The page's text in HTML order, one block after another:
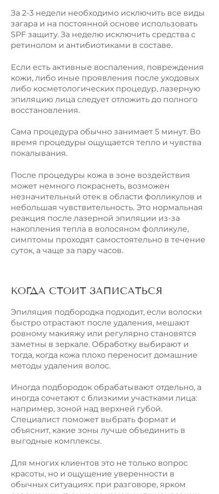
За 2-3 недели необходимо исключить все виды
загара и на постоянной основе использовать
SPF защиту. За неделю исключить средства с
ретинолом и антибиотиками в составе.
Если есть активные воспаления, повреждения
кожи, либо иные проявления после уходовых
либо косметологических процедур, лазерную
эпиляцию лица следует отложить до полного
восстановления.
Сама процедура обычно занимает 5 минут. Во
время процедуры ощущается тепло и чувства
покалывания.
После процедуры кожа в зоне воздействия
может немного покраснеть, возможен
незначительный отек в области фолликулов и
небольшая чувствительность. Это нормальная
реакция после лазерной эпиляции из-за
накопления тепла в волосяном фолликуле,
симптомы проходят самостоятельно в течение
суток, а чаще за пару часов.
КОГДА СТОИТ ЗАПИСАТЬСЯ
Эпиляция подбородка подходит, если волоски
быстро отрастают после удаления, мешают
ровному макияжу или регулярно становятся
заметны в зеркале. Обработку выбирают и
тогда, когда кожа плохо переносит домашние
методы удаления волос.
Иногда подбородок обрабатывают отдельно, а
иногда сочетают с близкими участками лица:
например, зоной над верхней губой.
Специалист поможет выбрать формат и
объяснит, какие зоны лучше объединить в
выгодные комплексы.
Для многих клиентов это не только вопрос
красоты, но и ощущение уверенности в
обычных ситуациях: при разговоре, ярком